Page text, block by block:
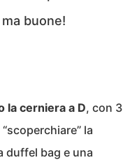
buone!
la cerniera a D, con 3
la
duffel bag e una